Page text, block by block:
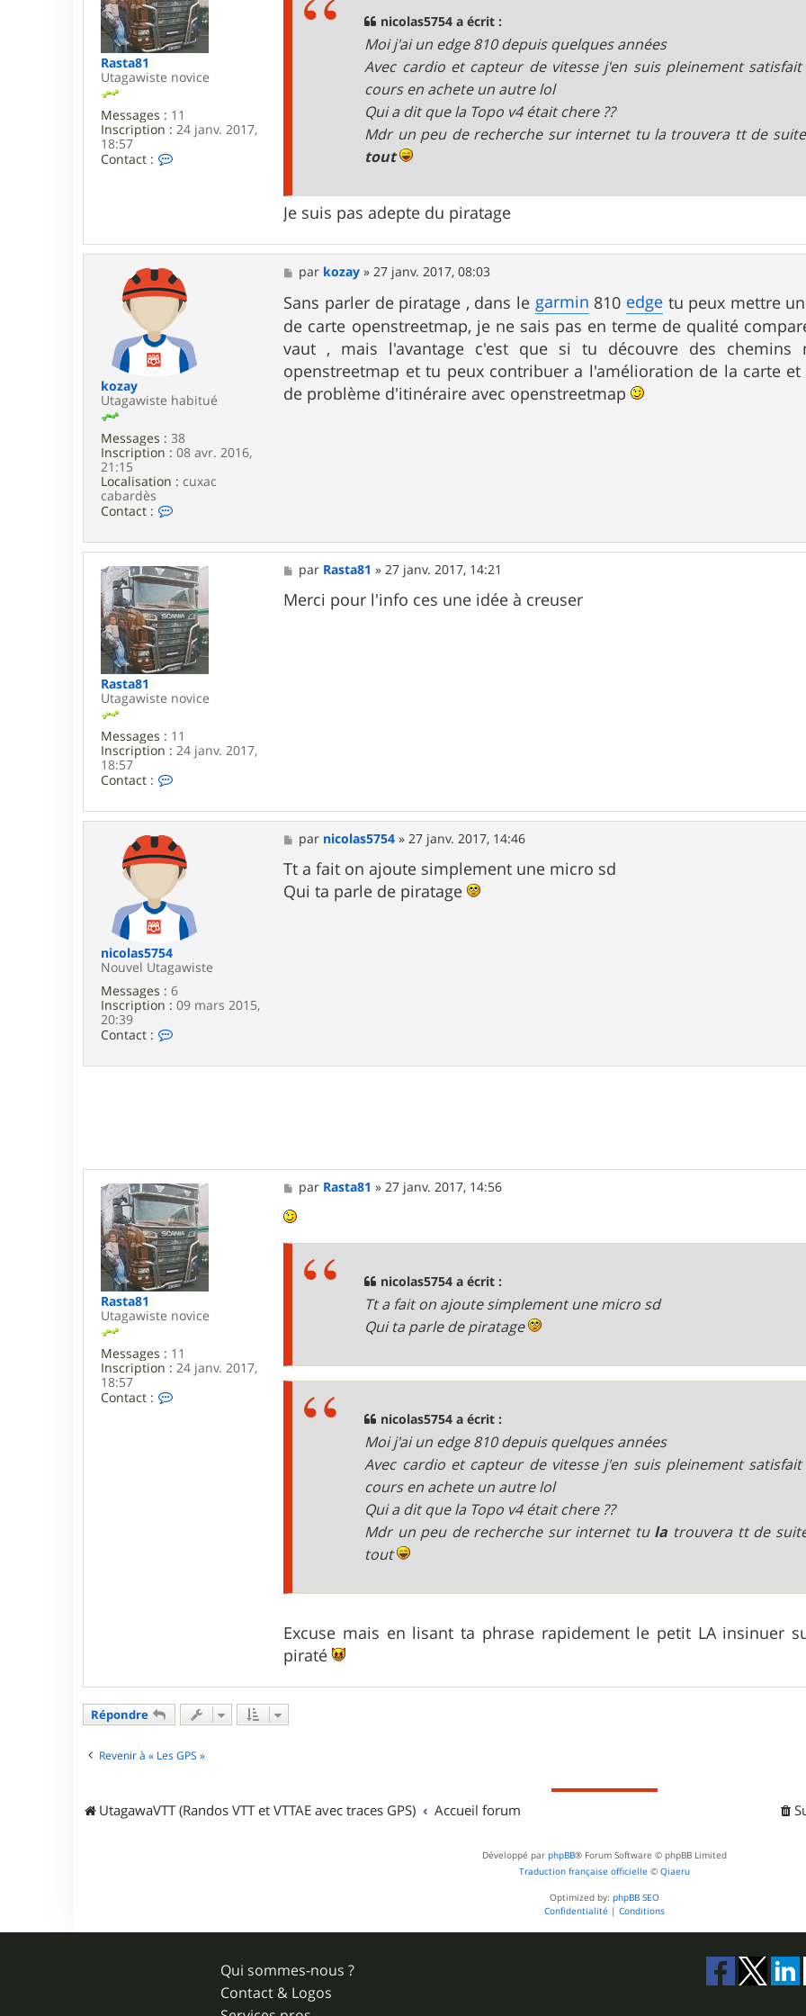
Rasta81
Utagawiste novice
Messages : 11
Inscription : 24 janv. 2017,
18:57
Contact :
t
e
r
R
a
s
a
8
1
nicolas5754 a écrit :
Moi j'ai un edge 810 depuis quelques années
Avec cardio et capteur de vitesse j'en suis pleinement
cours en achete un autre lol
Qui a dit que la Topo v4 était chere ??
Mdr un peu de recherche sur internet tu la trouvera tt de
tout
Je suis pas adepte du piratage
kozay
Utagawiste habitué
Messages : 38
Inscription : 08 avr. 2016,
21:15
Localisation : cuxac
cabardès
Contact :
t
a
c
t
e
r
k
o
z
y
M
e
s
s
a
g
e
par kozay » 27 janv. 2017, 08:03
Sans parler de piratage , dans le garmin 810 edge tu peux mettre
de carte openstreetmap, je ne sais pas en terme de qualité
vaut , mais l'avantage c'est que si tu découvre des
openstreetmap et tu peux contribuer a l'amélioration de la carte
de problème d'itinéraire avec openstreetmap
Rasta81
Utagawiste novice
Messages : 11
Inscription : 24 janv. 2017,
18:57
Contact :
t
c
t
e
R
a
s
a
1
M
e
s
s
par Rasta81 » 27 janv. 2017, 14:21
Merci pour l'info ces une idée à creuser
nicolas5754
Nouvel Utagawiste
Messages : 6
Inscription : 09 mars 2015,
20:39
Contact :
c
o
l
a
s
5
7
5
M
e
s
s
a
par nicolas5754 » 27 janv. 2017, 14:46
Tt a fait on ajoute simplement une micro sd
Qui ta parle de piratage
Rasta81
Utagawiste novice
Messages : 11
Inscription : 24 janv. 2017,
18:57
Contact :
M
e
s
a
par Rasta81 » 27 janv. 2017, 14:56
nicolas5754 a écrit :
Tt a fait on ajoute simplement une micro sd
Qui ta parle de piratage
nicolas5754 a écrit :
Moi j'ai un edge 810 depuis quelques années
Avec cardio et capteur de vitesse j'en suis pleinement
cours en achete un autre lol
Qui a dit que la Topo v4 était chere ??
Mdr un peu de recherche sur internet tu la trouvera tt de
tout
Excuse mais en lisant ta phrase rapidement le petit LA insinuer
piraté
Répondre
Revenir à « Les GPS »
UtagawaVTT (Randos VTT et VTTAE avec traces GPS) Accueil forum
Développé par phpBB® Forum Software © phpBB Limited
Traduction française officielle © Qiaeru
Optimized by: phpBB SEO
Confidentialité | Conditions
Qui sommes-nous ?
Contact & Logos